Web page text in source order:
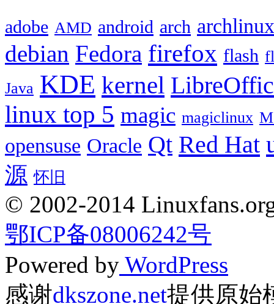
adobe AMD android arch archlinux
debian Fedora firefox flash
Java KDE kernel
linux top 5 magic magiclinux
opensuse Oracle Qt Red Hat
源 怀旧
© 2002-2014
鄂ICP备08006242号
Powered by WordPress
感谢dkszone.net提供原始